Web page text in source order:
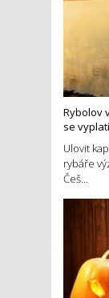
Rybolov
se
Ulovit
rybáře
Češ...